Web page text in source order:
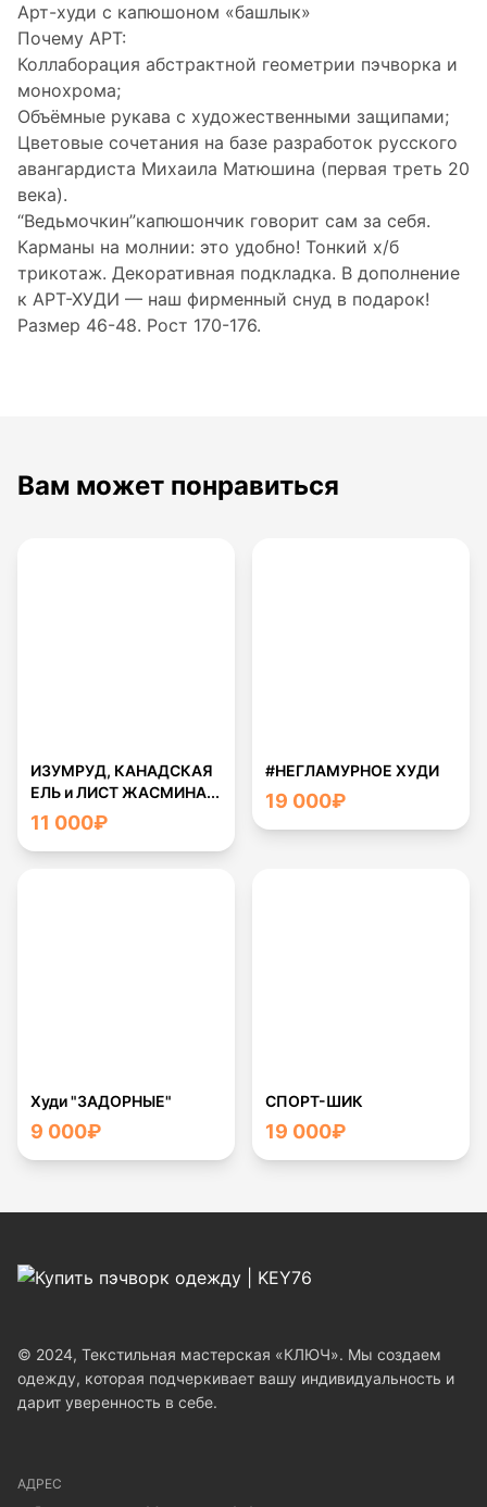
Арт-худи с капюшоном «башлык»
Почему АРТ:
Коллаборация абстрактной геометрии пэчворка и
монохрома;
Объёмные рукава с художественными защипами;
Цветовые сочетания на базе разработок русского
авангардиста Михаила Матюшина (первая треть 20
века).
“Ведьмочкин”капюшончик говорит сам за себя.
Карманы на молнии: это удобно! Тонкий х/б
трикотаж. Декоративная подкладка. В дополнение
к АРТ-ХУДИ — наш фирменный снуд в подарок!
Размер 46-48. Рост 170-176.
Вам может понравиться
ИЗУМРУД, КАНАДСКАЯ
ЕЛЬ и ЛИСТ ЖАСМИНА...
11 000₽
#НЕГЛАМУРНОЕ ХУДИ
19 000₽
Худи "ЗАДОРНЫЕ"
9 000₽
СПОРТ-ШИК
19 000₽
© 2024, Текстильная мастерская «КЛЮЧ». Мы создаем
одежду, которая подчеркивает вашу индивидуальность и
дарит уверенность в себе.
АДРЕС